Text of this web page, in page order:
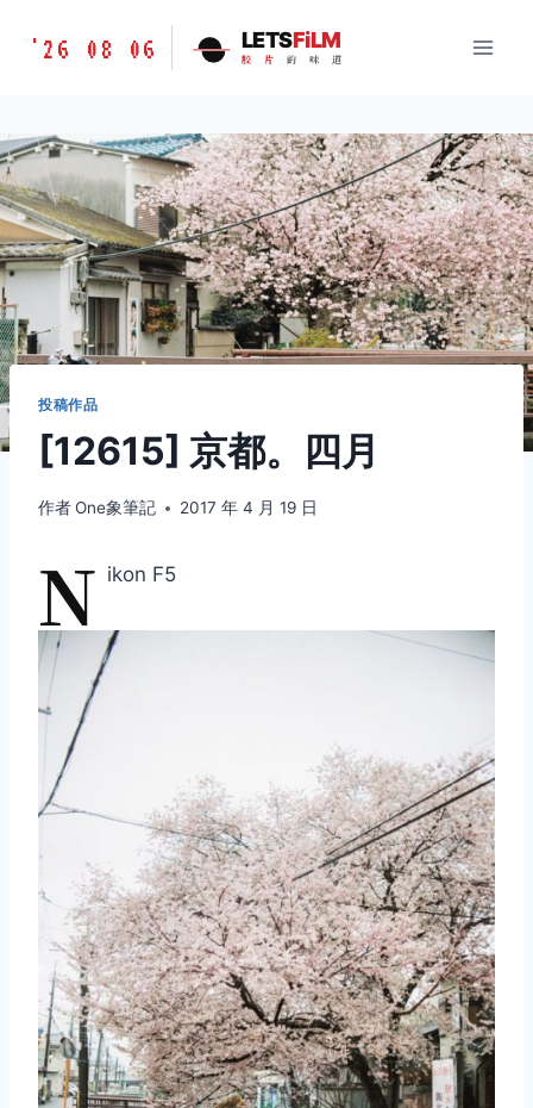
胶
味
道
LETSFILM
'26 08 06 LETSFiLM
胶 片 的 味 道
投稿作品
[12615] 京都。四月
作者One象筆記 2017 年 4 月 19 日
N ikon F5